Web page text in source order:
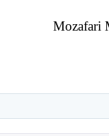
Mozafari